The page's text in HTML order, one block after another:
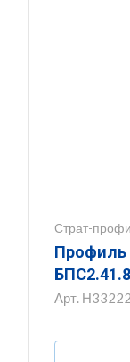
Страт-
Профиль
Арт.